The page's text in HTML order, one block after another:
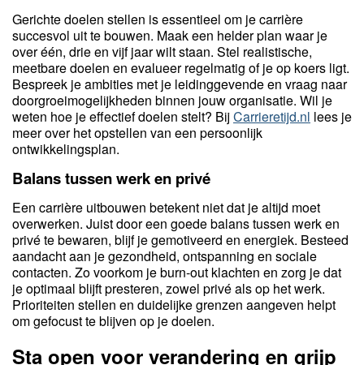
Gerichte doelen stellen is essentieel om je carrière
succesvol uit te bouwen. Maak een helder plan waar je
over één, drie en vijf jaar wilt staan. Stel realistische,
meetbare doelen en evalueer regelmatig of je op koers ligt.
Bespreek je ambities met je leidinggevende en vraag naar
doorgroeimogelijkheden binnen jouw organisatie. Wil je
weten hoe je effectief doelen stelt? BijCarrieretijd.nl lees je
meer over het opstellen van een persoonlijk
ontwikkelingsplan.
Balans tussen werk en privé
Een carrière uitbouwen betekent niet dat je altijd moet
overwerken. Juist door een goede balans tussen werk en
privé te bewaren, blijf je gemotiveerd en energiek. Besteed
aandacht aan je gezondheid, ontspanning en sociale
contacten. Zo voorkom je burn-out klachten en zorg je dat
je optimaal blijft presteren, zowel privé als op het werk.
Prioriteiten stellen en duidelijke grenzen aangeven helpt
om gefocust te blijven op je doelen.
Sta open voor verandering en grijp